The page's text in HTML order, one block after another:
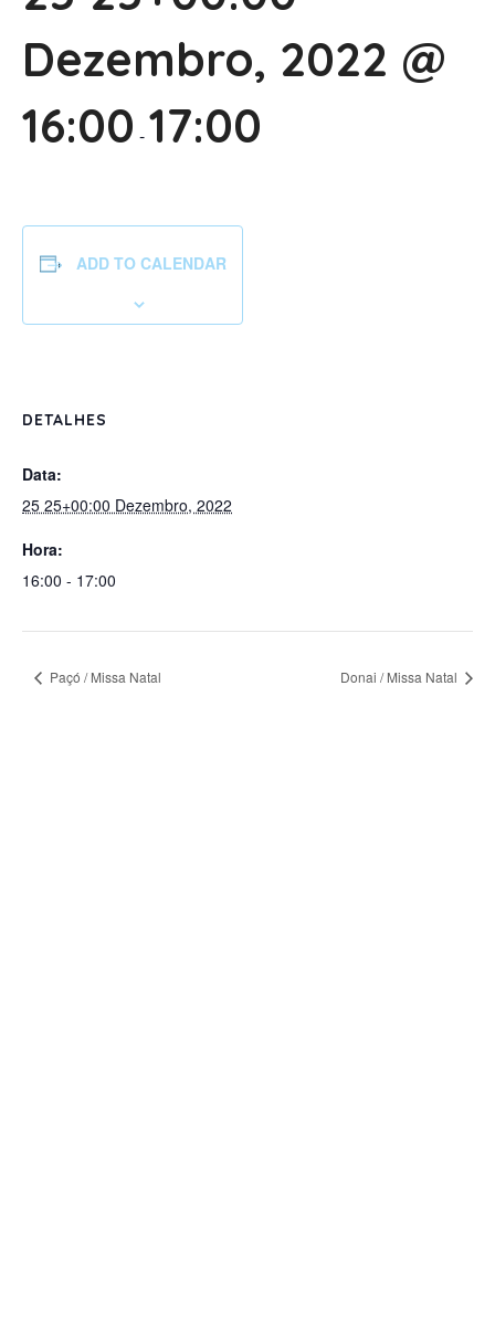
Dezembro, 2022 @
16:00 -17:00
ADD TO CALENDAR
DETALHES
Data:
25 25+00:00 Dezembro, 2022
Hora:
16:00 - 17:00
Paçó / Missa Natal Donai / Missa Natal